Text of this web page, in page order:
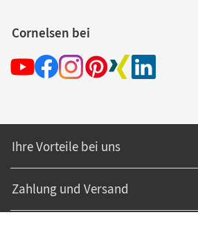
Cornelsen bei
Ihre Vorteile bei uns
Zahlung und Versand